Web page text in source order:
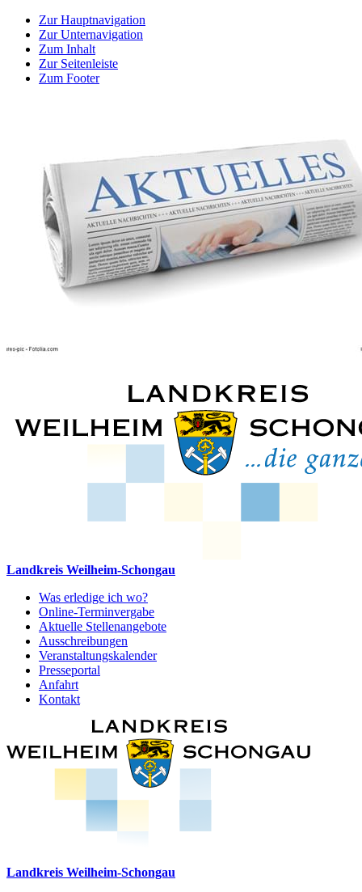
Zur Hauptnavigation
Zur Unternavigation
Zum Inhalt
Zur Seitenleiste
Zum Footer
Landkreis Weilheim-Schongau
Was erledige ich wo?
Online-Terminvergabe
Aktuelle Stellenangebote
Ausschreibungen
Veranstaltungskalender
Presseportal
Anfahrt
Kontakt
Landkreis Weilheim-Schongau